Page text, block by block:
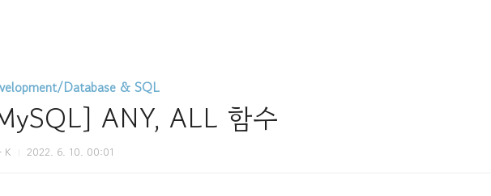
Database & SQL
ANY, ALL 함수
K 2022. 6. 10. 00:01